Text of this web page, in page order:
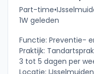
Part-time•
1W geleden
Functie: Preventie-
Praktijk:
3 tot 5 dagen per
Locatie: